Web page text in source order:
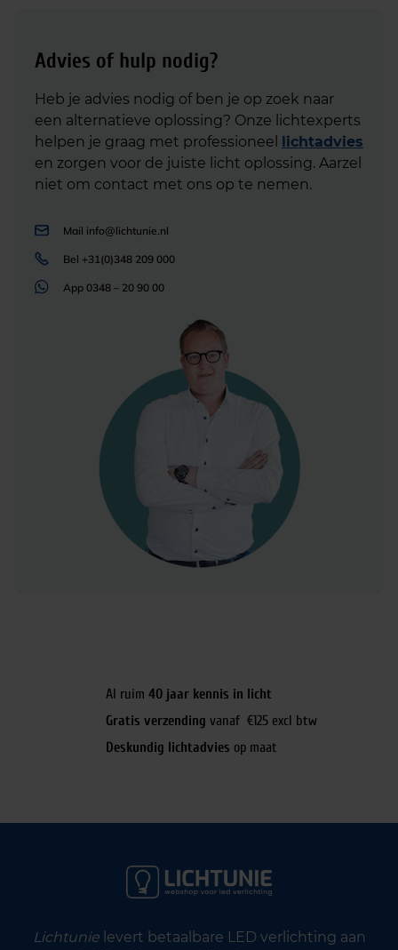
Advies of hulp nodig?
Heb je advies nodig of ben je op zoek naar
een alternatieve oplossing? Onze lichtexperts
helpen je graag met professioneel lichtadvies
en zorgen voor de juiste licht oplossing. Aarzel
niet om contact met ons op te nemen.
Mail info@lichtunie.nl
Bel +31(0)348 209 000
App 0348 – 20 90 00
Al ruim 40 jaar kennis in licht
Gratis verzending vanaf €125 excl btw
Deskundig lichtadvies op maat
Lichtunielevert betaalbare LED verlichting aan